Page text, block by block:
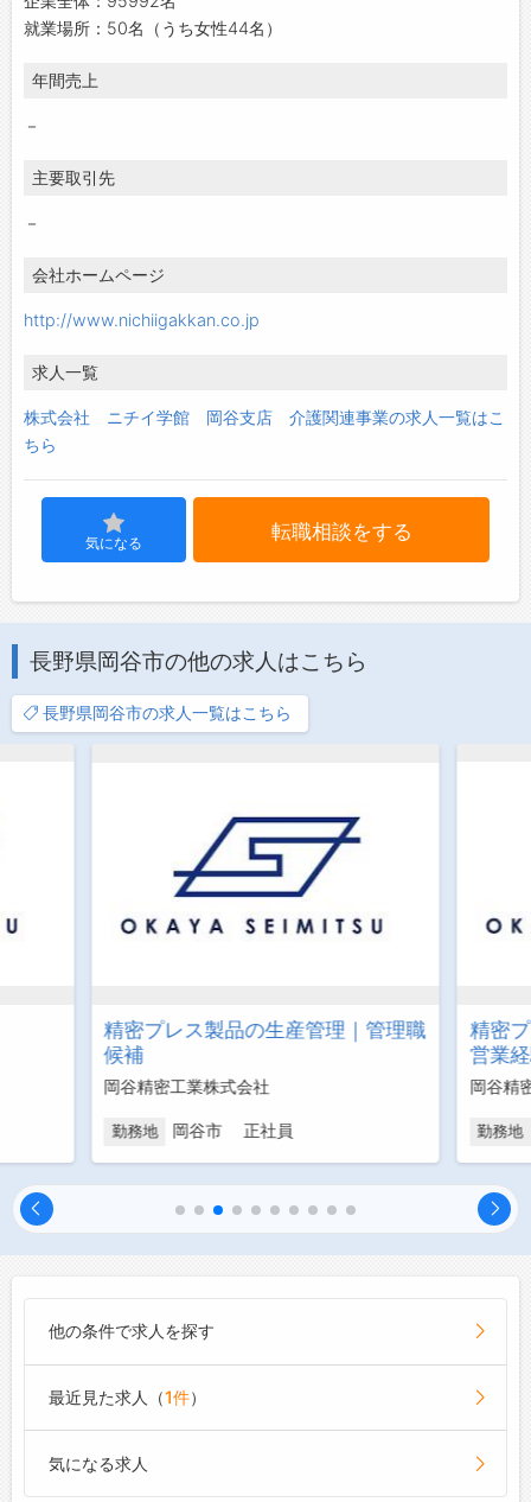
就業場所：50名（うち女性44名）
年間売上
－
主要取引先
－
会社ホームページ
http://www.nichiigakkan.co.jp
求人一覧
株式会社 ニチイ学館 岡谷支店 介護関連事業の求人一覧はこ
ちら
気になる 転職相談をする
長野県岡谷市の他の求人はこちら
長野県岡谷市の求人一覧はこちら
精密プレス製品の生産管理｜管理職
候補
岡谷精密工業株式会社
勤務地 岡谷市 正社員
精密
営業
岡谷精
勤務地
他の条件で求人を探す
最近見た求人（1件）
気になる求人